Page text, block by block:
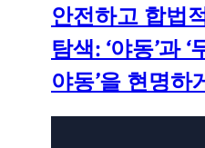
안전하고 합법
탐색: ‘야동’과 ‘
야동’을 현명하